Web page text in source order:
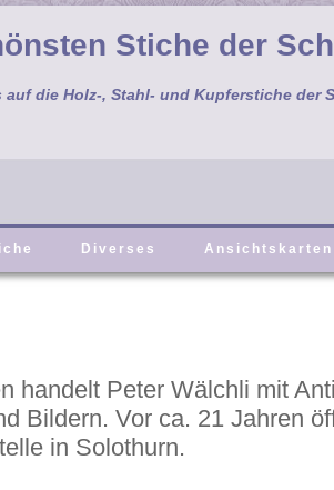
Stiche der
auf die Holz-, Stahl- und Kupferstiche der
Diverses Ansichtskarten
handelt Peter Wälchli mit
Bildern. Vor ca. 21 Jahren
in Solothurn.